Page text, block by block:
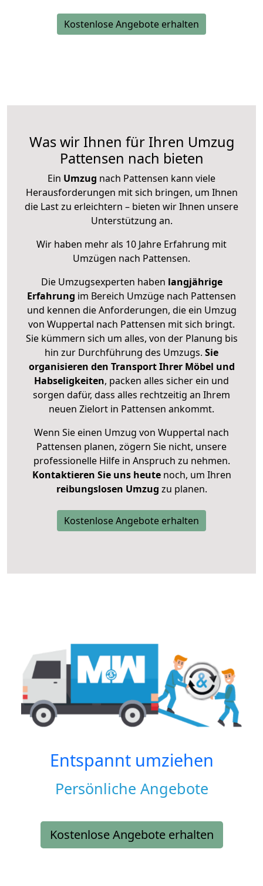
Kostenlose Angebote erhalten
Was wir Ihnen für Ihren Umzug
Pattensen nach bieten
Ein Umzug nach Pattensen kann viele
Herausforderungen mit sich bringen, um Ihnen
die Last zu erleichtern – bieten wir Ihnen unsere
Unterstützung an.
Wir haben mehr als 10 Jahre Erfahrung mit
Umzügen nach Pattensen.
Die Umzugsexperten haben langjährige
Erfahrung im Bereich Umzüge nach Pattensen
und kennen die Anforderungen, die ein Umzug
von Wuppertal nach Pattensen mit sich bringt.
Sie kümmern sich um alles, von der Planung bis
hin zur Durchführung des Umzugs. Sie
organisieren den Transport Ihrer Möbel und
Habseligkeiten, packen alles sicher ein und
sorgen dafür, dass alles rechtzeitig an Ihrem
neuen Zielort in Pattensen ankommt.
Wenn Sie einen Umzug von Wuppertal nach
Pattensen planen, zögern Sie nicht, unsere
professionelle Hilfe in Anspruch zu nehmen.
Kontaktieren Sie uns heutenoch, um Ihren
reibungslosen Umzug zu planen.
Kostenlose Angebote erhalten
Entspannt umziehen
Persönliche Angebote
Kostenlose Angebote erhalten